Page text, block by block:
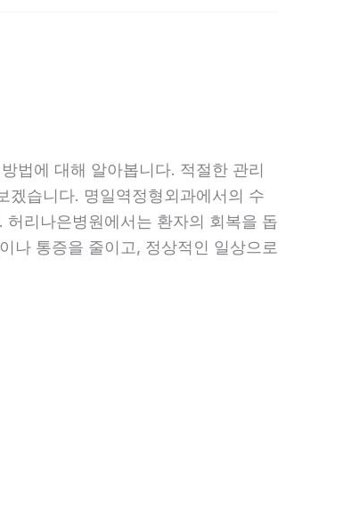
법에 대해 알아봅니다. 적절한 관리
겠습니다. 명일역정형외과에서의 수
리나은병원에서는 환자의 회복을 돕
나 통증을 줄이고, 정상적인 일상으로